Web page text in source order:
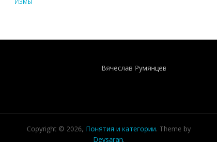
Вячеслав Румянцев
Copyright © 2026, Понятия и категории. Theme by
Devsaran.